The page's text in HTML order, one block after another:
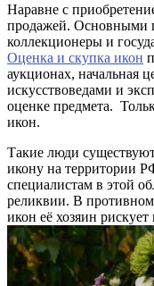
Наравне с
продажей. Основными
коллекционеры и
Оценка и скупка икон
аукционах, начальная
искусствоведами и
оценке предмета.
икон.
Такие люди
икону на территории
специалистам в этой
реликвии. В противном
икон её хозяин рискует